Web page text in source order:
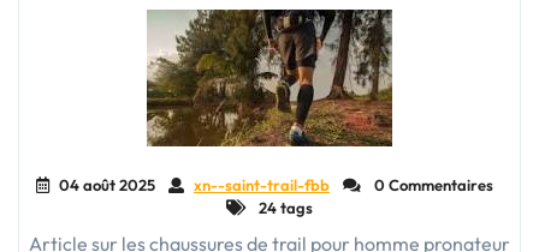
Sentiers
de
Chemin"
04 août 2025 xn--saint-trail-fbb
0 Commentaires
24 tags
Article sur les chaussures de trail pour homme pronateur